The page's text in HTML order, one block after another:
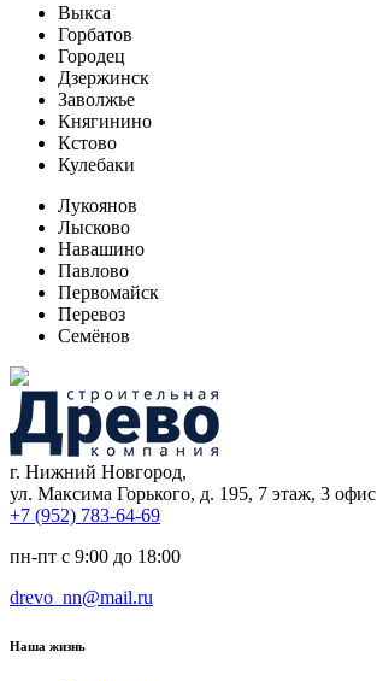
Выкса
Горбатов
Городец
Дзержинск
Заволжье
Княгинино
Кстово
Кулебаки
Лукоянов
Лысково
Навашино
Павлово
Первомайск
Перевоз
Семёнов
г. Нижний Новгород,
ул. Максима Горького, д. 195, 7 этаж, 3 офис
+7 (952) 783-64-69
пн-пт с 9:00 до 18:00
drevo_nn@mail.ru
Наша жизнь